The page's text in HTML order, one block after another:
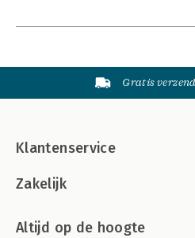
Gratis
Klantenservice
Zakelijk
Altijd op de hoogte